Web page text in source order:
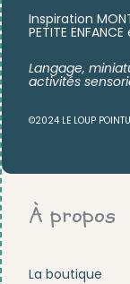
Inspiration
PETITE
Langage,
activités
©2024 LE LOUP
À propos
La boutique